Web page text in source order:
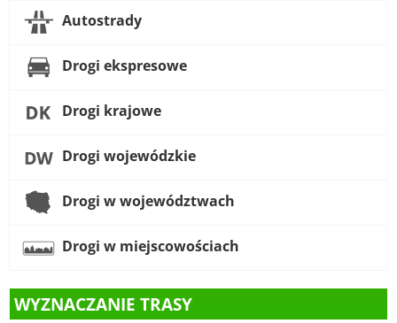
Autostrady
Drogi ekspresowe
Drogi krajowe
Drogi wojewódzkie
Drogi w województwach
Drogi w miejscowościach
WYZNACZANIE TRASY